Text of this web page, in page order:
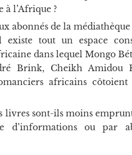
à l’Afrique ?
abonnés de la
existe tout un espace
dans lequel Mongo
Brink, Cheikh Amidou
africains
livres sont-ils moins
d’informations ou par